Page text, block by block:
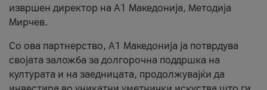
извршен директор на A1 Македонија, Методија
Мирчев.
Со ова партнерство, A1 Македонија ја потврдува
својата заложба за долгорочна поддршка на
културата и на заедницата, продолжувајќи да